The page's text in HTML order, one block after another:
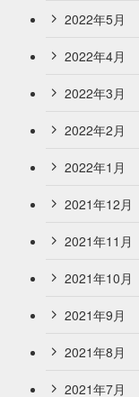
2022年5月
2022年4月
2022年3月
2022年2月
2022年1月
2021年12月
2021年11月
2021年10月
2021年9月
2021年8月
2021年7月